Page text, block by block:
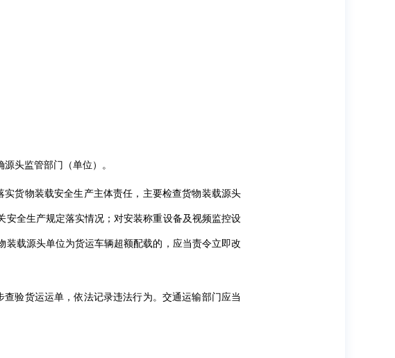
头监管部门（单位）。
货物装载安全生产主体责任，主要检查货物装载源头
全生产规定落实情况；对安装称重设备及视频监控设
载源头单位为货运车辆超额配载的，应当责令立即改
验货运运单，依法记录违法行为。交通运输部门应当